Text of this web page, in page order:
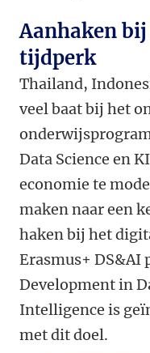
Aanhaken
tijdperk
Thailand,
veel baat bij het
Data Science en
economie te
maken naar een
haken bij het
Erasmus+ DS&AI
Development in
Intelligence is
met dit doel.